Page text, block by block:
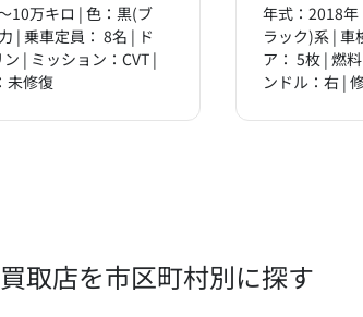
10万キロ | 色：黒(ブ
| 乗車定員： 8名 | ド
| ミッション：CVT |
未修復
年式：2018年
ラック)系 | 車
ア： 5枚 | 燃
ンドル：右 |
取店を市区町村別に探す